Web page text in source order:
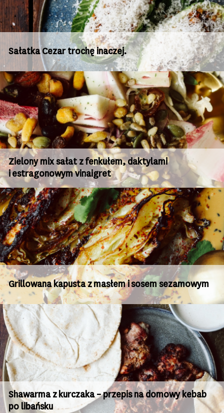
Sałatka Cezar trochę inaczej.
Zielony mix sałat z fenkułem, daktylami
i estragonowym vinaigret
Grillowana kapusta z masłem i sosem sezamowym
Shawarma z kurczaka – przepis na domowy kebab
po libańsku